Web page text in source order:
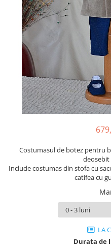
Cercei din aur dama
Cercei de aur lungi cu lant
Cercei din aur tortite
Cercei din aur alb
Cercei aur cu surub
Costumasul de botez pentru
deosebit
Include costumas din stofa cu
catifea cu
LA
Durata de